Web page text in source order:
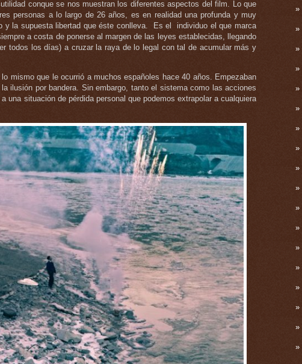
conque se nos muestran los diferentes aspectos del film. Lo que
personas a lo largo de 26 años, es en realidad una profunda y muy
y la supuesta libertad que éste conlleva. Es el individuo el que marca
a costa de ponerse al margen de las leyes establecidas, llegando
todos los días) a cruzar la raya de lo legal con tal de acumular más y
mismo que le ocurrió a muchos españoles hace 40 años. Empezaban
ilusión por bandera. Sin embargo, tanto el sistema como las acciones
una situación de pérdida personal que podemos extrapolar a cualquiera